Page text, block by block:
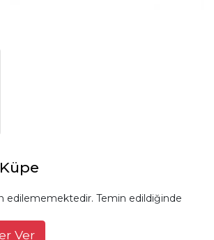
edilememektedir. Temin edildiğinde
Ver